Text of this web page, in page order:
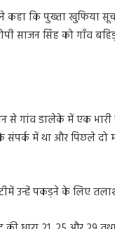
कहा कि पुख्ता खुफिया
साजन सिंह को गाँव
गांव डालेके में एक भारी
संपर्क में था और पिछले दो
उन्हें पकड़ने के लिए